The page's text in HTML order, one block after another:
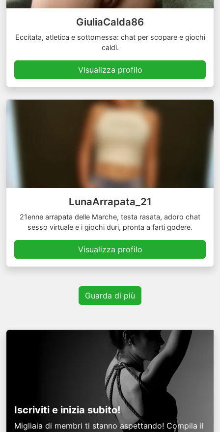
GiuliaCalda86
Eccitata, atletica e sottomessa: chat per scopare e giochi
caldi.
Visualizza profilo
LunaArrapata_21
21enne arrapata delle Marche, testa rasata, adoro chat
sesso virtuale e i giochi duri, pronta a farti godere.
Visualizza profilo
Guarda di più
Iscriviti e inizia subito!
Migliaia di membri ti stanno aspettando! Compila il